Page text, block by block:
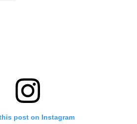
post on Instagram